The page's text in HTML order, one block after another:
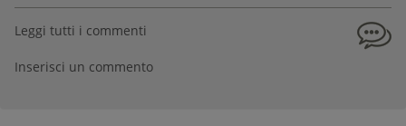
Leggi tutti i commenti
Inserisci un commento